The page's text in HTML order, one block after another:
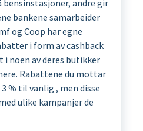
bensinstasjoner, andre gir
bankene samarbeider
og Coop har egne
i form av cashback
noen av deres butikker
Rabattene du mottar
% til vanlig , men disse
ulike kampanjer de